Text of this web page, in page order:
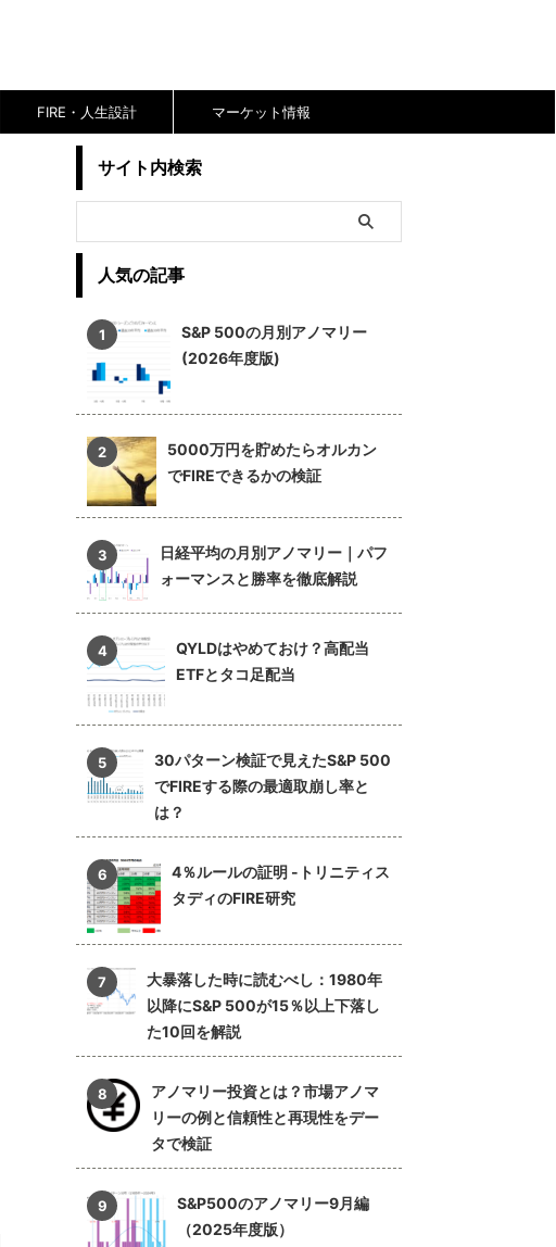
FIRE・人生設計 マーケット情報
サイト内検索
人気の記事
S&P 500の月別アノマリー
(2026年度版)
5000万円を貯めたらオルカン
でFIREできるかの検証
日経平均の月別アノマリー｜パフ
ォーマンスと勝率を徹底解説
QYLDはやめておけ？高配当
ETFとタコ足配当
30パターン検証で見えたS&P 500
でFIREする際の最適取崩し率と
は？
4％ルールの証明 -トリニティス
タディのFIRE研究
大暴落した時に読むべし：1980年
以降にS&P 500が15％以上下落し
た10回を解説
アノマリー投資とは？市場アノマ
リーの例と信頼性と再現性をデー
タで検証
S&P500のアノマリー9月編
（2025年度版）